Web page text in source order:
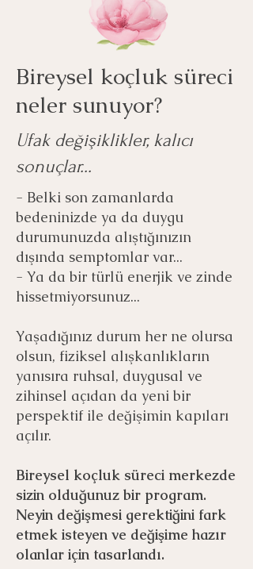
Bireysel koçluk süreci
neler sunuyor?
Ufak değişiklikler, kalıcı
sonuçlar...
- Belki son zamanlarda
bedeninizde ya da duygu
durumunuzda alıştığınızın
dışında semptomlar var...
- Ya da bir türlü enerjik ve zinde
hissetmiyorsunuz...
Yaşadığınız durum her ne olursa
olsun, fiziksel alışkanlıkların
yanısıra ruhsal, duygusal ve
zihinsel açıdan da yeni bir
perspektif ile değişimin kapıları
açılır.
Bireysel koçluk süreci merkezde
sizin olduğunuz bir program.
Neyin değişmesi gerektiğini fark
etmek isteyen ve değişime hazır
olanlar için tasarlandı.